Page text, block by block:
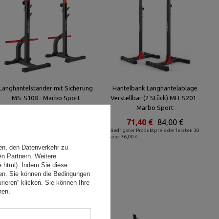
mit Sicherung
MS-S108 - Marbo Sport
Hantelbank Langhantelablage
Verstellbar (2 Stück) MH-S201 -
Marbo Sport
Niedrigster Produktpreis der letzten 30
Tage: 76,00 €
84,00 €
71,40 €
den Datenverkehr zu
Partnern. Weitere
Indem Sie diese
Sie können die Bedingungen
klicken. Sie können Ihre